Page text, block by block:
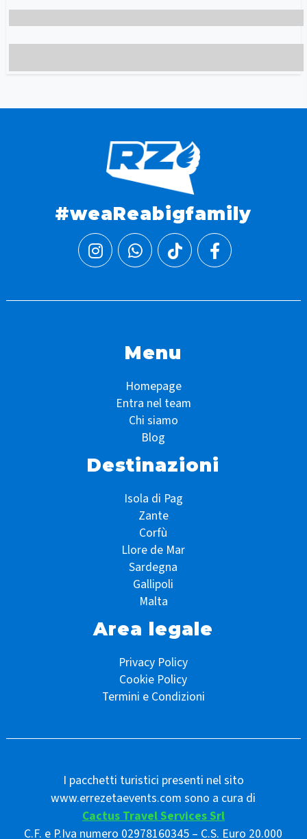
#weaReabigfamily
Menu
Homepage
Entra nel team
Chi siamo
Blog
Destinazioni
Isola di Pag
Zante
Corfù
Llore de Mar
Sardegna
Gallipoli
Malta
Area legale
Privacy Policy
Cookie Policy
Termini e Condizioni
I pacchetti turistici presenti nel sito
www.errezetaevents.com sono a cura di
Cactus Travel Services Srl
C.F. e P.Iva numero 02978160345 – C.S. Euro 20.000